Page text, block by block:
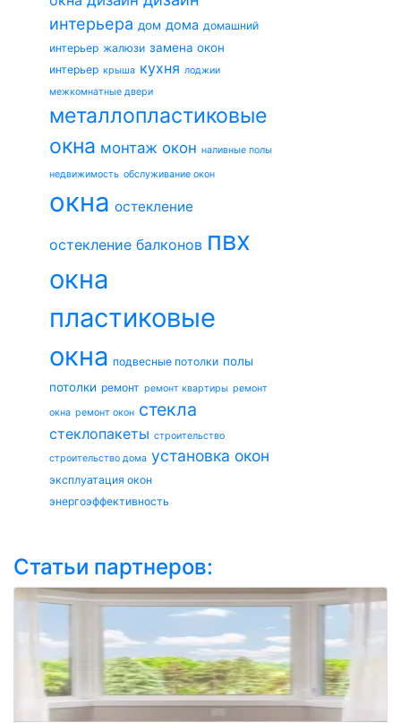
интерьера дом дома домашний
интерьер жалюзи замена окон
интерьер крыша кухня лоджии
межкомнатные двери
металлопластиковые
окна монтаж окон наливные полы
недвижимость обслуживание окон
окна остекление
остекление балконов пвх
окна
пластиковые
окна подвесные потолки полы
потолки ремонт ремонт квартиры ремонт
окна ремонт окон стекла
стеклопакеты строительство
строительство дома установка окон
эксплуатация окон
энергоэффективность
Статьи партнеров: